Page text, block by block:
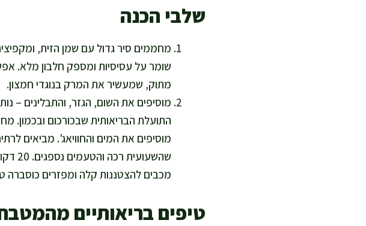
שלבי הכנה
מחממים סיר גדול עם שמן הזית,
שומר על עסיסיות ומספק חלבון מלא.
מתוק, שמעשיר את המרק בנוגדי חמצון.
מוסיפים את השום, הגזר, והתבלינים –
התועלת הבריאותית שבכורכום ובכמון.
מכבים להצטננות קלה ומפזרים כוסברה
טיפים בריאותיים